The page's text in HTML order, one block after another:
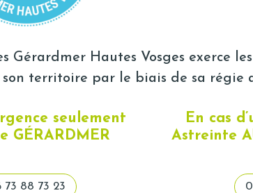
Hautes Vosges exerce les
territoire par le biais de sa régie
seulement
GÉRARDMER
73 88 73 23
En cas
Astreinte